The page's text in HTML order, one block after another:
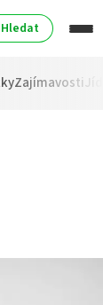
Hledat
Zajímavosti